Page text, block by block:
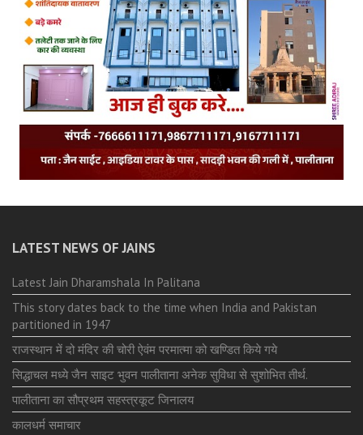
LATEST NEWS OF JAINS
Latest Jain Dharamshala In Palitana
This story dates back to the time when India and Pakistan
partitioned in 1947
राजस्थान में दो मंदिर की चोरी ऐवंम परमात्मा को खण्डित किये गये
सिद्धाचल मध्ये जैन साइट भुवन पालीताना अनेक सुविधा से सुशोभित तीर्थ.
पालीताना का सौप्रथम सहस्त्रकूट जिनालय
कालधर्म समाचार